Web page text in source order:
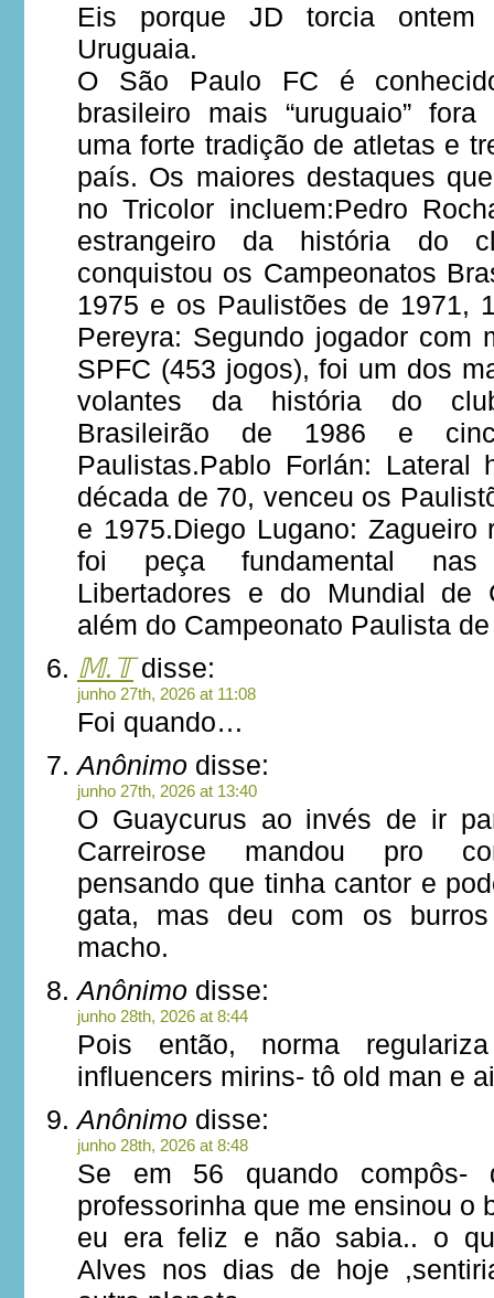
Eis porque JD torcia ontem
Uruguaia.
O São Paulo FC é
brasileiro mais “uruguaio”
uma forte tradição de atletas e
país. Os maiores destaques
no Tricolor incluem:Pedro
estrangeiro da história do
conquistou os Campeonatos
1975 e os Paulistões de 1971,
Pereyra: Segundo jogador com
SPFC (453 jogos), foi um dos
volantes da história do
Brasileirão de 1986 e
Paulistas.Pablo Forlán: Lateral
década de 70, venceu os
e 1975.Diego Lugano: Zagueiro
foi peça fundamental nas
Libertadores e do Mundial de
além do Campeonato Paulista
𝕄.𝕋disse:
junho 27th, 2026 at 11:08
Foi quando…
Anônimo disse:
junho 27th, 2026 at 13:40
O Guaycurus ao invés de ir
Carreirose mandou pro
pensando que tinha cantor e
gata, mas deu com os
macho.
Anônimo disse:
junho 28th, 2026 at 8:44
Pois então, norma
influencers mirins- tô old man e
Anônimo disse:
junho 28th, 2026 at 8:48
Se em 56 quando compôs-
professorinha que me ensinou o
eu era feliz e não sabia.. o
Alves nos dias de hoje